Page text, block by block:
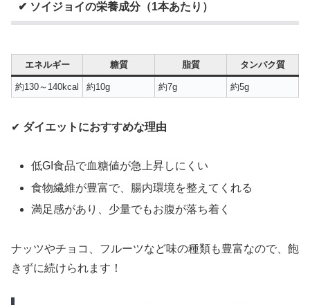
✔ ソイジョイの栄養成分（1本あたり）
エネルギー 糖質 脂質 タンパク質
約130～140kcal 約10g 約7g 約5g
✔ ダイエットにおすすめな理由
低GI食品で血糖値が急上昇しにくい
食物繊維が豊富で、腸内環境を整えてくれる
満足感があり、少量でもお腹が落ち着く
ナッツやチョコ、フルーツなど味の種類も豊富なので、飽
きずに続けられます！